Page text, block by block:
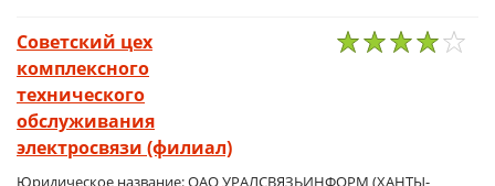
Советский цех
комплексного
технического
обслуживания
электросвязи (филиал)
Юридическое название: ОАО УРАЛСВЯЗЬИНФОРМ (ХАНТЫ-